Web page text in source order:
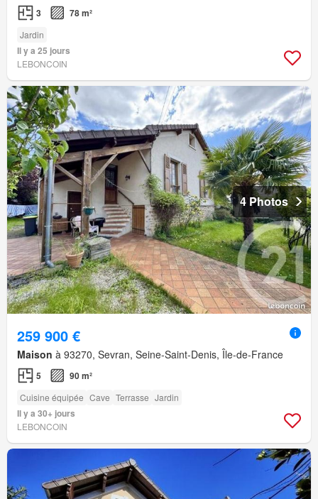
3 78 m²
Jardin
Il y a 25 jours
LEBONCOIN
4 Photos
259 900 €
Maison à 93270, Sevran, Seine-Saint-Denis, Île-de-France
5 90 m²
Cuisine équipée Cave Terrasse Jardin
Il y a 30+ jours
LEBONCOIN